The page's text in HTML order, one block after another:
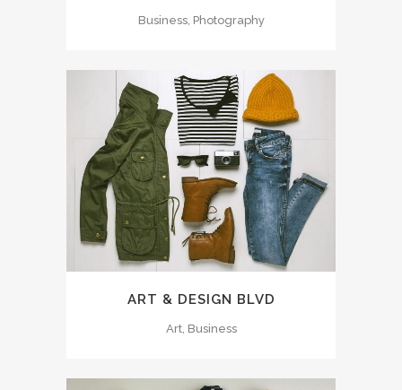
Business, Photography
ART & DESIGN BLVD
Art, Business